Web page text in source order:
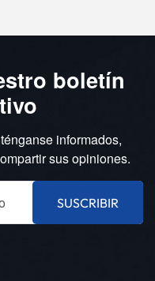
boletín
informados,
sus opiniones.
SUSCRIBIR